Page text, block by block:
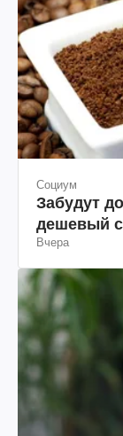
Социум
Забудут
дешевый
Вчера